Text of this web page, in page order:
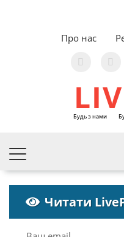
Про нас
Будь з нами
Читати